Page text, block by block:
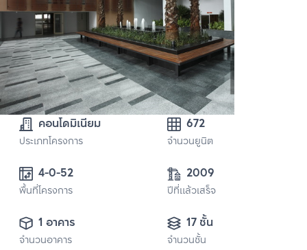
คอนโดมิเนียม
ประเภทโครงการ
672
จำนวนยูนิต
พื้นที่โครงการ
2009
ปีที่แล้วเสร็จ
1 อาคาร
จำนวนอาคาร
17 ชั้น
จำนวนชั้น